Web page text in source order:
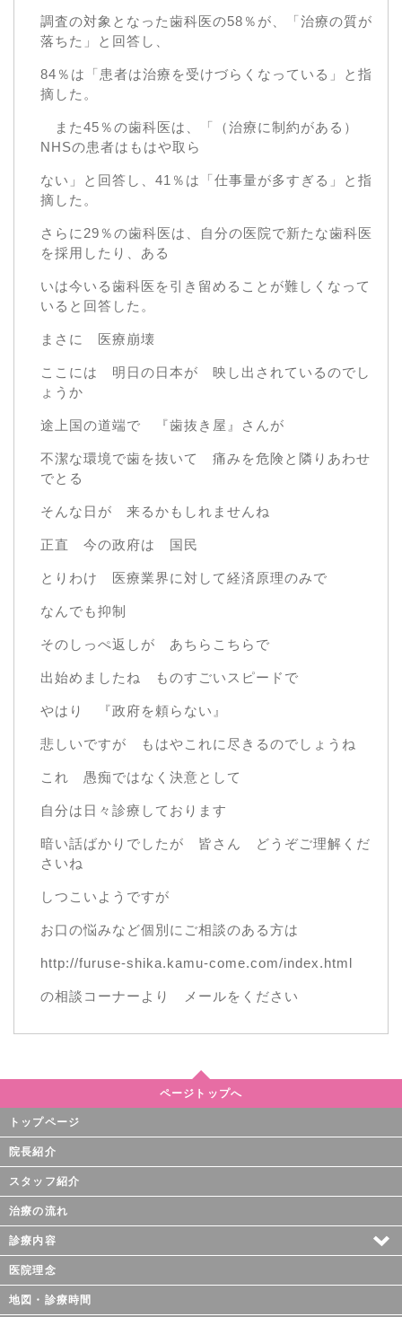
調査の対象となった歯科医の58％が、「治療の質が
落ちた」と回答し、
84％は「患者は治療を受けづらくなっている」と指
摘した。
また45％の歯科医は、「（治療に制約がある）
NHSの患者はもはや取ら
ない」と回答し、41％は「仕事量が多すぎる」と指
摘した。
さらに29％の歯科医は、自分の医院で新たな歯科医
を採用したり、ある
いは今いる歯科医を引き留めることが難しくなって
いると回答した。
まさに 医療崩壊
ここには 明日の日本が 映し出されているのでし
ょうか
途上国の道端で 『歯抜き屋』さんが
不潔な環境で歯を抜いて 痛みを危険と隣りあわせ
でとる
そんな日が 来るかもしれませんね
正直 今の政府は 国民
とりわけ 医療業界に対して経済原理のみで
なんでも抑制
そのしっぺ返しが あちらこちらで
出始めましたね ものすごいスピードで
やはり 『政府を頼らない』
悲しいですが もはやこれに尽きるのでしょうね
これ 愚痴ではなく決意として
自分は日々診療しております
暗い話ばかりでしたが 皆さん どうぞご理解くだ
さいね
しつこいようですが
お口の悩みなど個別にご相談のある方は
http://furuse-shika.kamu-come.com/index.html
の相談コーナーより メールをください
ページトップへ
トップページ
院長紹介
スタッフ紹介
治療の流れ
診療内容
医院理念
地図・診療時間